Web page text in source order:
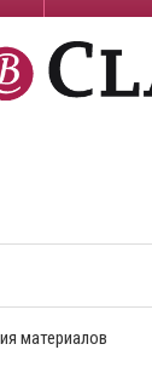
материалов